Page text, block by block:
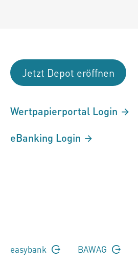
Jetzt Depot eröffnen
Wertpapierportal Login
eBanking Login
easybank BAWAG